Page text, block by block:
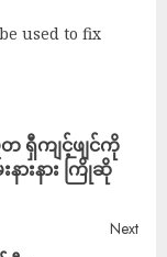
used to fix
ရှီကျင့်ဖျင်ကို
နားနား ကြိုဆို
Next